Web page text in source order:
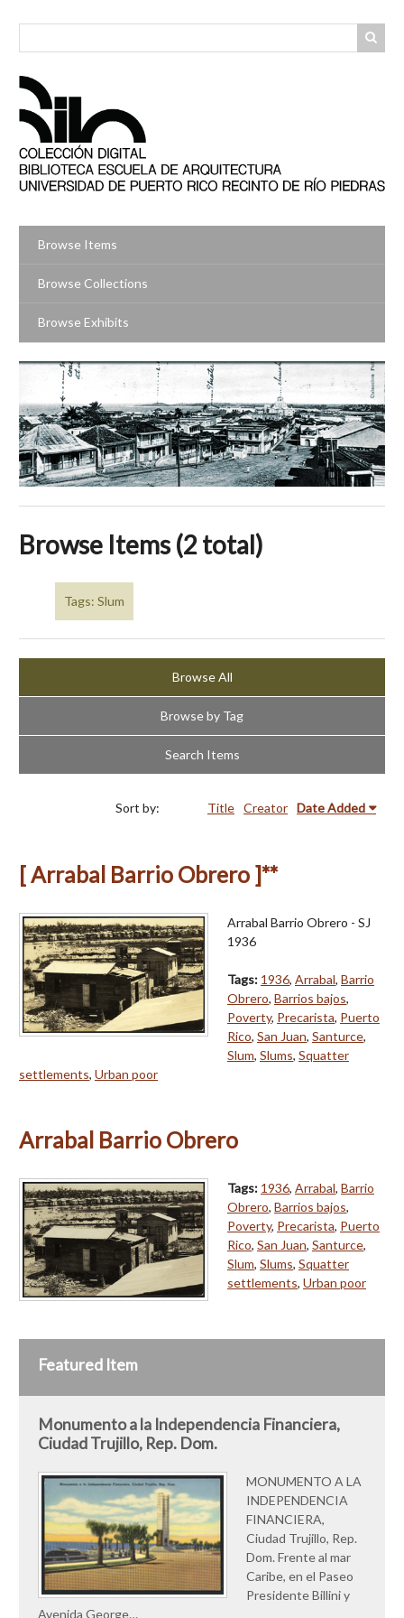
Browse Items
Browse Collections
Browse Exhibits
Browse Items (2 total)
Tags: Slum
Browse All
Browse by Tag
Search Items
Sort by: Title Creator Date Added
[ Arrabal Barrio Obrero ]**
Arrabal Barrio Obrero - SJ
1936
Tags: 1936, Arrabal, Barrio
Obrero, Barrios bajos,
Poverty, Precarista, Puerto
Rico, San Juan, Santurce,
Slum, Slums, Squatter
settlements, Urban poor
Arrabal Barrio Obrero
Tags: 1936, Arrabal, Barrio
Obrero, Barrios bajos,
Poverty, Precarista, Puerto
Rico, San Juan, Santurce,
Slum, Slums, Squatter
settlements, Urban poor
Featured Item
Monumento a la Independencia Financiera,
Ciudad Trujillo, Rep. Dom.
MONUMENTO A LA
INDEPENDENCIA
FINANCIERA,
Ciudad Trujillo, Rep.
Dom. Frente al mar
Caribe, en el Paseo
Presidente Billini y
Avenida George…